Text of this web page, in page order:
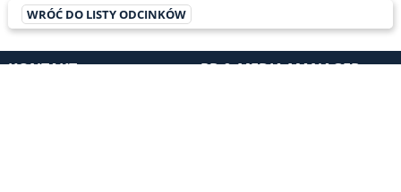
WRÓĆ DO LISTY ODCINKÓW
KONTAKT PR & MEDIA MANAGER